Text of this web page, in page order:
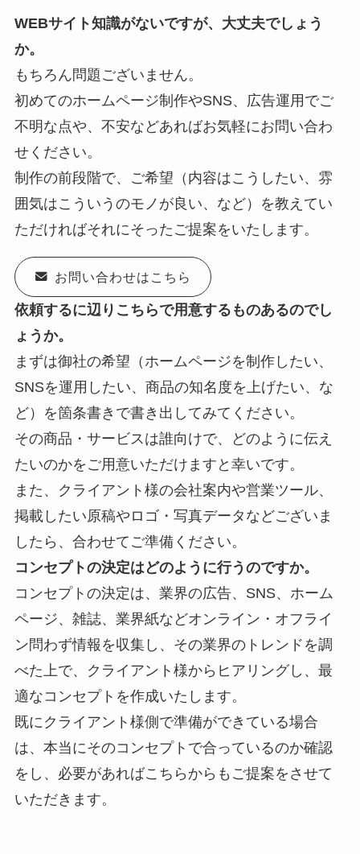
WEBサイト知識がないですが、大丈夫でしょう
か。
もちろん問題ございません。
初めてのホームページ制作やSNS、広告運用でご
不明な点や、不安などあればお気軽にお問い合わ
せください。
制作の前段階で、ご希望（内容はこうしたい、雰
囲気はこういうのモノが良い、など）を教えてい
ただければそれにそったご提案をいたします。
お問い合わせはこちら
依頼するに辺りこちらで用意するものあるのでし
ょうか。
まずは御社の希望（ホームページを制作したい、
SNSを運用したい、商品の知名度を上げたい、な
ど）を箇条書きで書き出してみてください。
その商品・サービスは誰向けで、どのように伝え
たいのかをご用意いただけますと幸いです。
また、クライアント様の会社案内や営業ツール、
掲載したい原稿やロゴ・写真データなどございま
したら、合わせてご準備ください。
コンセプトの決定はどのように行うのですか。
コンセプトの決定は、業界の広告、SNS、ホーム
ページ、雑誌、業界紙などオンライン・オフライ
ン問わず情報を収集し、その業界のトレンドを調
べた上で、クライアント様からヒアリングし、最
適なコンセプトを作成いたします。
既にクライアント様側で準備ができている場合
は、本当にそのコンセプトで合っているのか確認
をし、必要があればこちらからもご提案をさせて
いただきます。